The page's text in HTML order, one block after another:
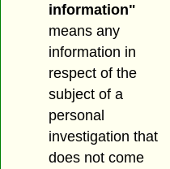
information"
means any
information in
respect of the
subject of a
personal
investigation that
does not come